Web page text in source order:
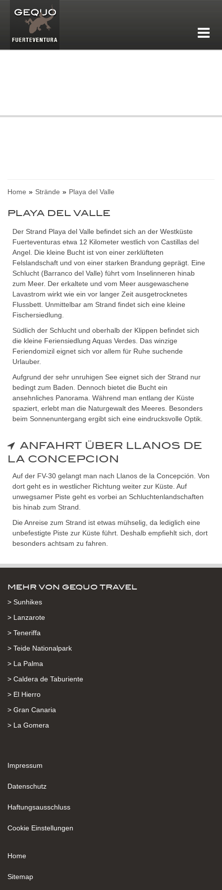
Home Strände Playa del Valle
PLAYA DEL VALLE
Der Strand Playa del Valle befindet sich an der Westküste
Fuerteventuras etwa 12 Kilometer westlich von Castillas del
Angel. Die kleine Bucht ist von einer zerklüfteten
Felslandschaft und von einer starken Brandung geprägt. Eine
Schlucht (Barranco del Valle) führt vom Inselinneren hinab
zum Meer. Der erkaltete und vom Meer ausgewaschene
Lavastrom wirkt wie ein vor langer Zeit ausgetrocknetes
Flussbett. Unmittelbar am Strand findet sich eine kleine
Fischersiedlung.
Südlich der Schlucht und oberhalb der Klippen befindet sich
die kleine Feriensiedlung Aquas Verdes. Das winzige
Feriendomizil eignet sich vor allem für Ruhe suchende
Urlauber.
Aufgrund der sehr unruhigen See eignet sich der Strand nur
bedingt zum Baden. Dennoch bietet die Bucht ein
ansehnliches Panorama. Während man entlang der Küste
spaziert, erlebt man die Naturgewalt des Meeres. Besonders
beim Sonnenuntergang ergibt sich eine eindrucksvolle Optik.
ANFAHRT ÜBER LLANOS DE
LA CONCEPCION
Auf der FV-30 gelangt man nach Llanos de la Concepción. Von
dort geht es in westlicher Richtung weiter zur Küste. Auf
unwegsamer Piste geht es vorbei an Schluchtenlandschaften
bis hinab zum Strand.
Die Anreise zum Strand ist etwas mühselig, da lediglich eine
unbefestigte Piste zur Küste führt. Deshalb empfiehlt sich, dort
besonders achtsam zu fahren.
MEHR VON GEQUO TRAVEL
> Sunhikes
> Lanzarote
> Teneriffa
> Teide Nationalpark
> La Palma
> Caldera de Taburiente
> El Hierro
> Gran Canaria
> La Gomera
Impressum
Datenschutz
Haftungsausschluss
Cookie Einstellungen
Home
Sitemap